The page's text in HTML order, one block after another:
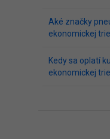
Aké značky
ekonomickej
Kedy sa oplatí
ekonomickej